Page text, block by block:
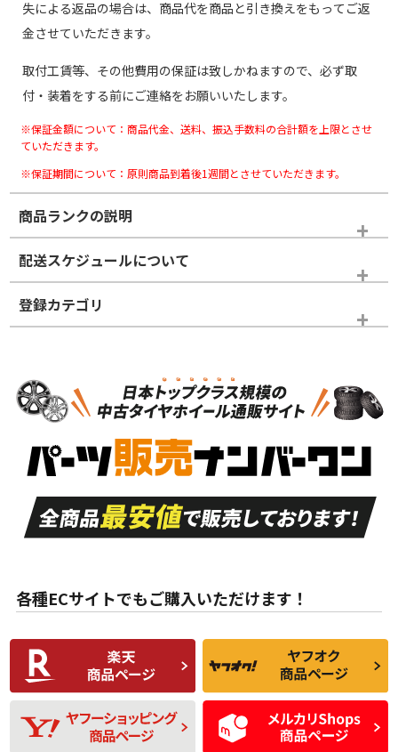
失による返品の場合は、商品代を商品と引き換えをもってご返
金させていただきます。
取付工賃等、その他費用の保証は致しかねますので、必ず取
付・装着をする前にご連絡をお願いいたします。
※保証金額について：商品代金、送料、振込手数料の合計額を上限とさせ
ていただきます。
※保証期間について：原則商品到着後1週間とさせていただきます。
商品ランクの説明
※商品ランクは出品者の主観により判断しておりますので、あら
かじめご了承ください。
ホイールランク
S
品）
S
新車外し品（新古
付き
A
走行距離も少なく、
目立つ傷もほとんど
ない中古品
A
走行距離も少なく、
非常に状態の良い中
古品
な中古品
んどない中古品
C
比較的きれいな中古
品
C
られるが、使用に問
題のない中古品
D
使用感や目立つ傷が
あり、一般的な中古
品
D
残り溝も少なく、偏
磨耗がみられ、短期
間使用できるくらい
の中古品
配送スケジュールについて
登録カテゴリ
タイヤホイールセット
各種ECサイトでもご購入いただけます！